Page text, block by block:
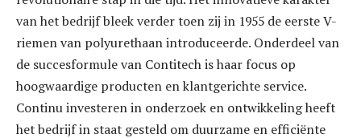
van het bedrijf bleek verder toen zij in 1955 de eerste V-
riemen van polyurethaan introduceerde. Onderdeel van
de succesformule van Contitech is haar focus op
hoogwaardige producten en klantgerichte service.
Continu investeren in onderzoek en ontwikkeling heeft
het bedrijf in staat gesteld om duurzame en efficiënte